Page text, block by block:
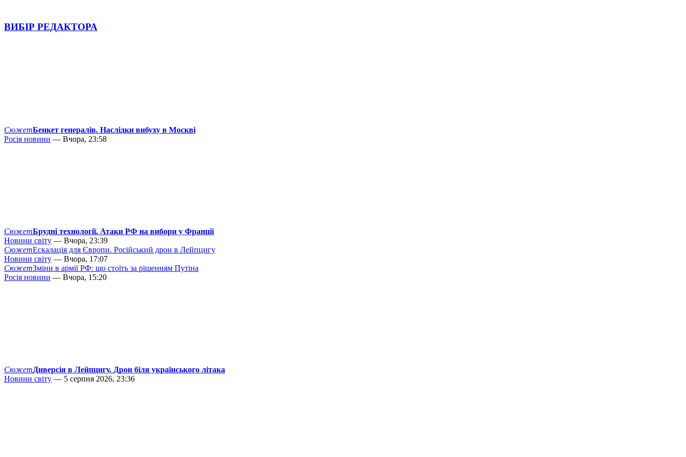
ВИБІР РЕДАКТОРА
СюжетБенкет генералів. Наслідки вибуху в Москві
Росія новини — Вчора, 23:58
СюжетБрудні технології. Атаки РФ на вибори у Франції
Новини світу — Вчора, 23:39
СюжетЕскалація для Європи. Російський дрон в Лейпцигу
Новини світу — Вчора, 17:07
СюжетЗміни в армії РФ: що стоїть за рішенням Путіна
Росія новини — Вчора, 15:20
СюжетДиверсія в Лейпцигу. Дрон біля українського літака
Новини світу — 5 серпня 2026, 23:36